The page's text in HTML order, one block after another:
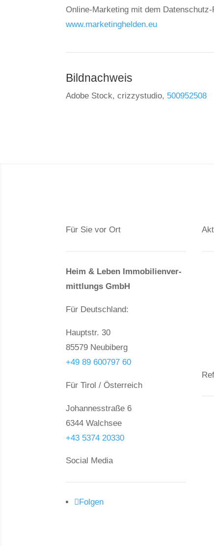
Online-Marketing mit dem
www.marketinghelden.eu
Bildnachweis
Adobe Stock, crizzystudio, 500952508
Für Sie vor Ort
Heim & Leben Immo­bilien­ver­
mittlungs GmbH
Für Deutschland:
Hauptstr. 30
85579 Neubiberg
+49 89 600797 60
Für Tirol / Österreich
Johannesstraße 6
6344 Walchsee
+43 5374 20330
Social Media
Folgen